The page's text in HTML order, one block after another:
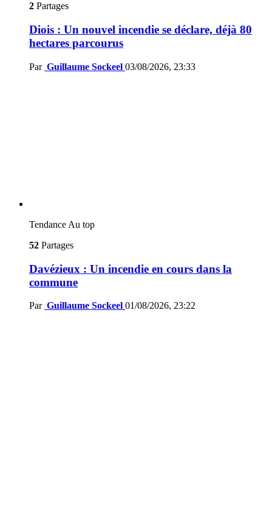
2 Partages
Diois : Un nouvel incendie se déclare, déjà 80
hectares parcourus
Par Guillaume Sockeel 03/08/2026, 23:33
Tendance Au top
52 Partages
Davézieux : Un incendie en cours dans la
commune
Par Guillaume Sockeel 01/08/2026, 23:22